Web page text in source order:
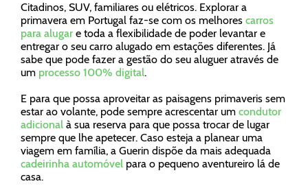
Citadinos, SUV, familiares ou elétricos. Explorar a
primavera em Portugal faz-se com os melhores carros
para alugar e toda a flexibilidade de poder levantar e
entregar o seu carro alugado em estações diferentes. Já
sabe que pode fazer a gestão do seu aluguer através de
um processo 100% digital.
E para que possa aproveitar as paisagens primaveris sem
estar ao volante, pode sempre acrescentar um condutor
adicional à sua reserva para que possa trocar de lugar
sempre que lhe apetecer. Caso esteja a planear uma
viagem em família, a Guerin dispõe da mais adequada
cadeirinha automóvel para o pequeno aventureiro lá de
casa.